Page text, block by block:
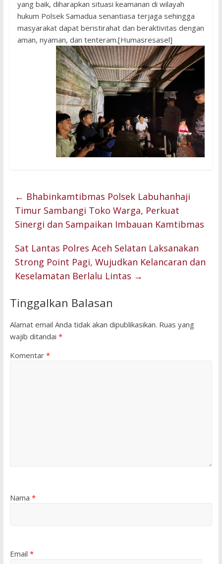
yang baik, diharapkan situasi keamanan di wilayah
hukum Polsek Samadua senantiasa terjaga sehingga
masyarakat dapat beristirahat dan beraktivitas dengan
aman, nyaman, dan tenteram.[Humasresasel]
← Bhabinkamtibmas Polsek Labuhanhaji
Timur Sambangi Toko Warga, Perkuat
Sinergi dan Sampaikan Imbauan Kamtibmas
Sat Lantas Polres Aceh Selatan Laksanakan
Strong Point Pagi, Wujudkan Kelancaran dan
Keselamatan Berlalu Lintas →
Tinggalkan Balasan
Alamat email Anda tidak akan dipublikasikan. Ruas yang
wajib ditandai *
Komentar *
Nama *
Email *